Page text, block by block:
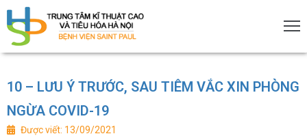
10 – LƯU Ý TRƯỚC, SAU TIÊM VẮC XIN PHÒNG
NGỪA COVID-19
Được viết: 13/09/2021